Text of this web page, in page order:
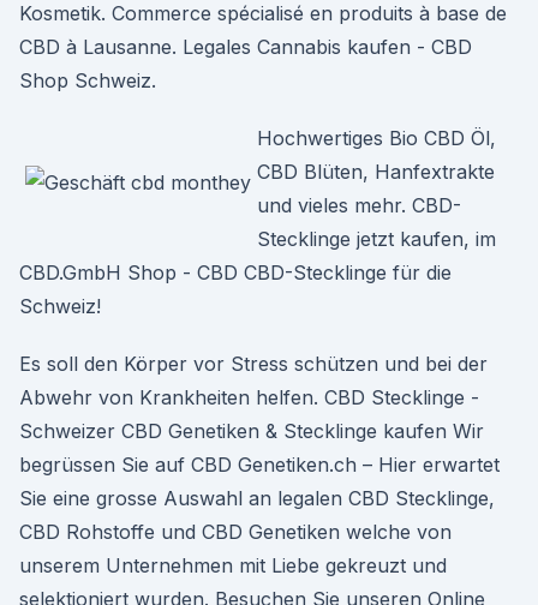
Kosmetik. Commerce spécialisé en produits à base de
CBD à Lausanne. Legales Cannabis kaufen - CBD
Shop Schweiz.
Hochwertiges Bio CBD Öl,
CBD Blüten, Hanfextrakte
und vieles mehr. CBD-
Stecklinge jetzt kaufen, im
CBD.GmbH Shop - CBD CBD-Stecklinge für die
Schweiz!
Es soll den Körper vor Stress schützen und bei der
Abwehr von Krankheiten helfen. CBD Stecklinge -
Schweizer CBD Genetiken & Stecklinge kaufen Wir
begrüssen Sie auf CBD Genetiken.ch – Hier erwartet
Sie eine grosse Auswahl an legalen CBD Stecklinge,
CBD Rohstoffe und CBD Genetiken welche von
unserem Unternehmen mit Liebe gekreuzt und
selektioniert wurden. Besuchen Sie unseren Online